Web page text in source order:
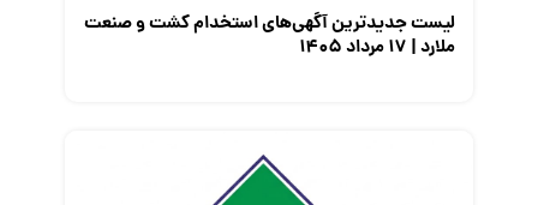
لیست جدیدترین آگهی‌های استخدام کشت و صنعت
ملارد | ۱۷ مرداد ۱۴۰۵